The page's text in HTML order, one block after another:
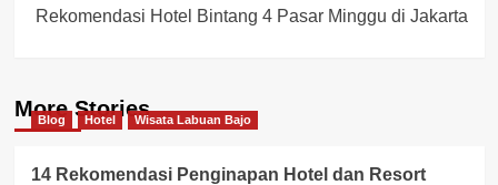
Rekomendasi Hotel Bintang 4 Pasar Minggu di Jakarta
More Stories
Blog Hotel Wisata Labuan Bajo
14 Rekomendasi Penginapan Hotel dan Resort